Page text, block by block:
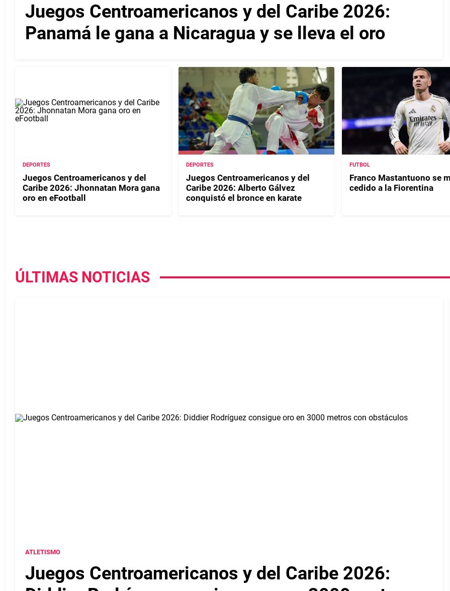
Juegos Centroamericanos y del Caribe 2026:
Panamá le gana a Nicaragua y se lleva el oro
DEPORTES
Juegos Centroamericanos y del
Caribe 2026: Jhonnatan Mora gana
oro en eFootball
DEPORTES
Juegos Centroamericanos y del
Caribe 2026: Alberto Gálvez
conquistó el bronce en karate
FUTBOL
Franco Mastantuono se
cedido a la Fiorentina
ÚLTIMAS NOTICIAS
ATLETISMO
Juegos Centroamericanos y del Caribe 2026: